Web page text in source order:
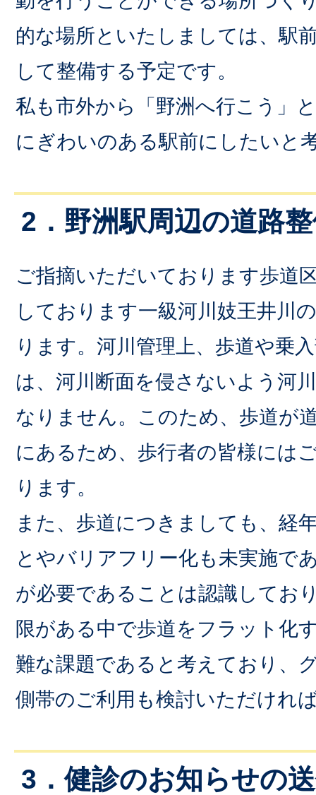
的な場所といたしましては、駅
して整備する予定です。
私も市外から「野洲へ行こう」
にぎわいのある駅前にしたいと
2．野洲駅周辺の道路
ご指摘いただいております歩道
しております一級河川妓王井川
ります。河川管理上、歩道や乗
は、河川断面を侵さないよう河
なりません。このため、歩道が
にあるため、歩行者の皆様には
ります。
また、歩道につきましても、経
とやバリアフリー化も未実施で
が必要であることは認識してお
限がある中で歩道をフラット化
難な課題であると考えており、
側帯のご利用も検討いただけれ
3．健診のお知らせの